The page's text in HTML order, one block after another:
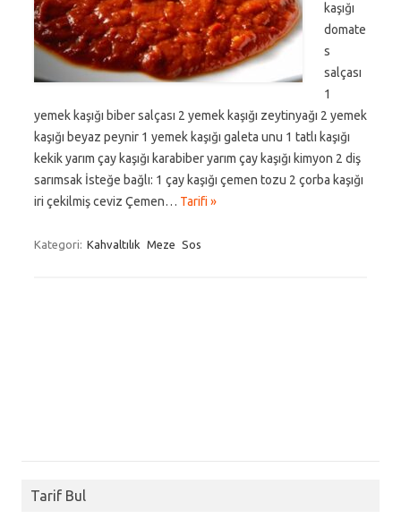
kaşığı
domate
s
salçası
1
yemek kaşığı biber salçası 2 yemek kaşığı zeytinyağı 2 yemek
kaşığı beyaz peynir 1 yemek kaşığı galeta unu 1 tatlı kaşığı
kekik yarım çay kaşığı karabiber yarım çay kaşığı kimyon 2 diş
sarımsak İsteğe bağlı: 1 çay kaşığı çemen tozu 2 çorba kaşığı
iri çekilmiş ceviz Çemen… Tarifi »
Kategori: Kahvaltılık Meze Sos
Tarif Bul